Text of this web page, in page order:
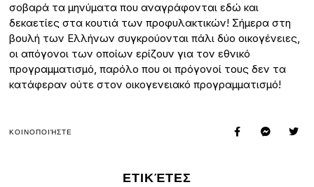
σοβαρά τα μηνύματα που αναγράφονται εδώ και
δεκαετίες στα κουτιά των προφυλακτικών! Σήμερα στη
βουλή των Ελλήνων συγκρούονται πάλι δύο οικογένειες,
οι απόγονοι των οποίων ερίζουν για τον εθνικό
προγραμματισμό, παρόλο που οι πρόγονοί τους δεν τα
κατάφεραν ούτε στον οικογενειακό προγραμματισμό!
ΚΟΙΝΟΠΟΙΉΣΤΕ
ΕΤΙΚΈΤΕΣ